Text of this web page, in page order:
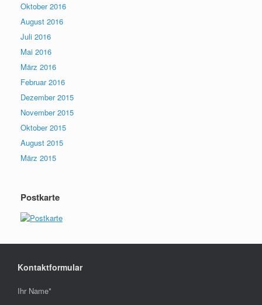
Oktober 2016
August 2016
Juli 2016
Mai 2016
März 2016
Februar 2016
Dezember 2015
November 2015
Oktober 2015
August 2015
März 2015
Postkarte
Kontaktformular
Ihr Name*